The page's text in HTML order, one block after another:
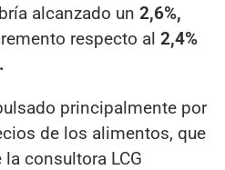
alcanzado un 2,6%,
respecto al 2,4%
principalmente por
de los alimentos, que
consultora LCG